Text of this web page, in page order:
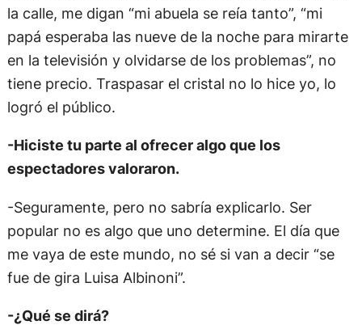
la calle, me digan “mi abuela se reía tanto”, “mi
papá esperaba las nueve de la noche para mirarte
en la televisión y olvidarse de los problemas”, no
tiene precio. Traspasar el cristal no lo hice yo, lo
logró el público.
-Hiciste tu parte al ofrecer algo que los
espectadores valoraron.
-Seguramente, pero no sabría explicarlo. Ser
popular no es algo que uno determine. El día que
me vaya de este mundo, no sé si van a decir “se
fue de gira Luisa Albinoni”.
-¿Qué se dirá?